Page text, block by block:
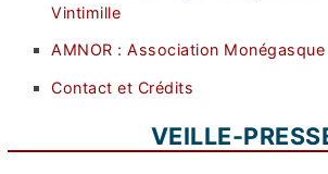
Vintimille
AMNOR : Association
Contact et Crédits
VEILLE-